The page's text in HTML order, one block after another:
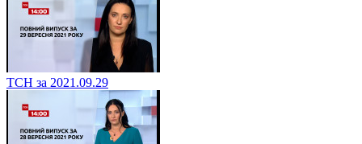
ТСН за 2021.09.29